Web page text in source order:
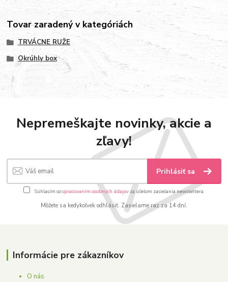
Tovar zaradený v kategóriách
TRVÁCNE RUŽE
Okrúhly box
Nepremeškajte novinky, akcie a
zľavy!
Prihlásiť sa
Súhlasím sospracovaním osobných údajovza účelom zasielania newslettera.
Môžete sa kedykoľvek odhlásiť. Zasielame raz za 14 dní.
Informácie pre zákazníkov
O nás